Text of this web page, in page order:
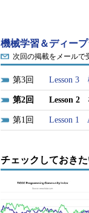
機械学習＆ディー
次回の掲載をメールで
3 Lesson 3
2 Lesson 2
1 Lesson 1
チェックしておき